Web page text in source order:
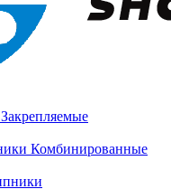
Закрепляемые
Комбинированные